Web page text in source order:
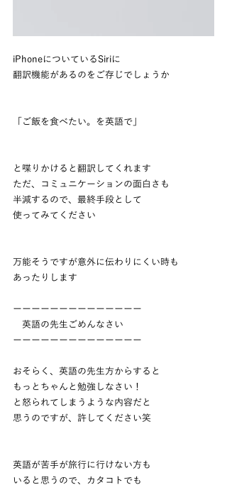
iPhoneについているSiriに
翻訳機能があるのをご存じでしょうか
「ご飯を食べたい。を英語で」
と喋りかけると翻訳してくれます
ただ、コミュニケーションの面白さも
半減するので、最終手段として
使ってみてください
万能そうですが意外に伝わりにくい時も
あったりします
ーーーーーーーーーーーーーー
英語の先生ごめんなさい
ーーーーーーーーーーーーーー
おそらく、英語の先生方からすると
もっとちゃんと勉強しなさい！
と怒られてしまうような内容だと
思うのですが、許してください笑
英語が苦手が旅行に行けない方も
いると思うので、カタコトでも